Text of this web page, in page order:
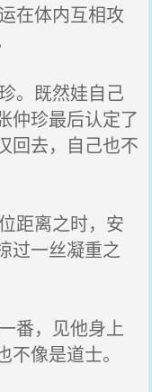
在体内互相攻
。既然娃自己
仲珍最后认定了
回去，自己也不
距离之时，安
过一丝凝重之
番，见他身上
像是道士。